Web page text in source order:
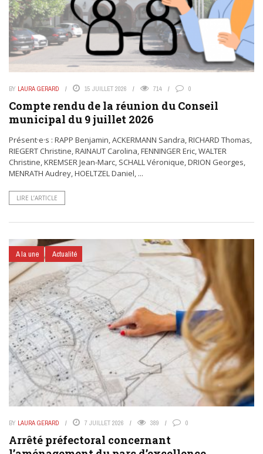
BY LAURA GERARD 15 JUILLET 2026 714 0
Compte rendu de la réunion du Conseil
municipal du 9 juillet 2026
Présent·e·s : RAPP Benjamin, ACKERMANN Sandra, RICHARD Thomas,
RIEGERT Christine, RAINAUT Carolina, FENNINGER Eric, WALTER
Christine, KREMSER Jean-Marc, SCHALL Véronique, DRION Georges,
MENRATH Audrey, HOELTZEL Daniel, ...
LIRE L’ARTICLE
A la une Actualité
BY LAURA GERARD 7 JUILLET 2026 389 0
Arrêté préfectoral concernant